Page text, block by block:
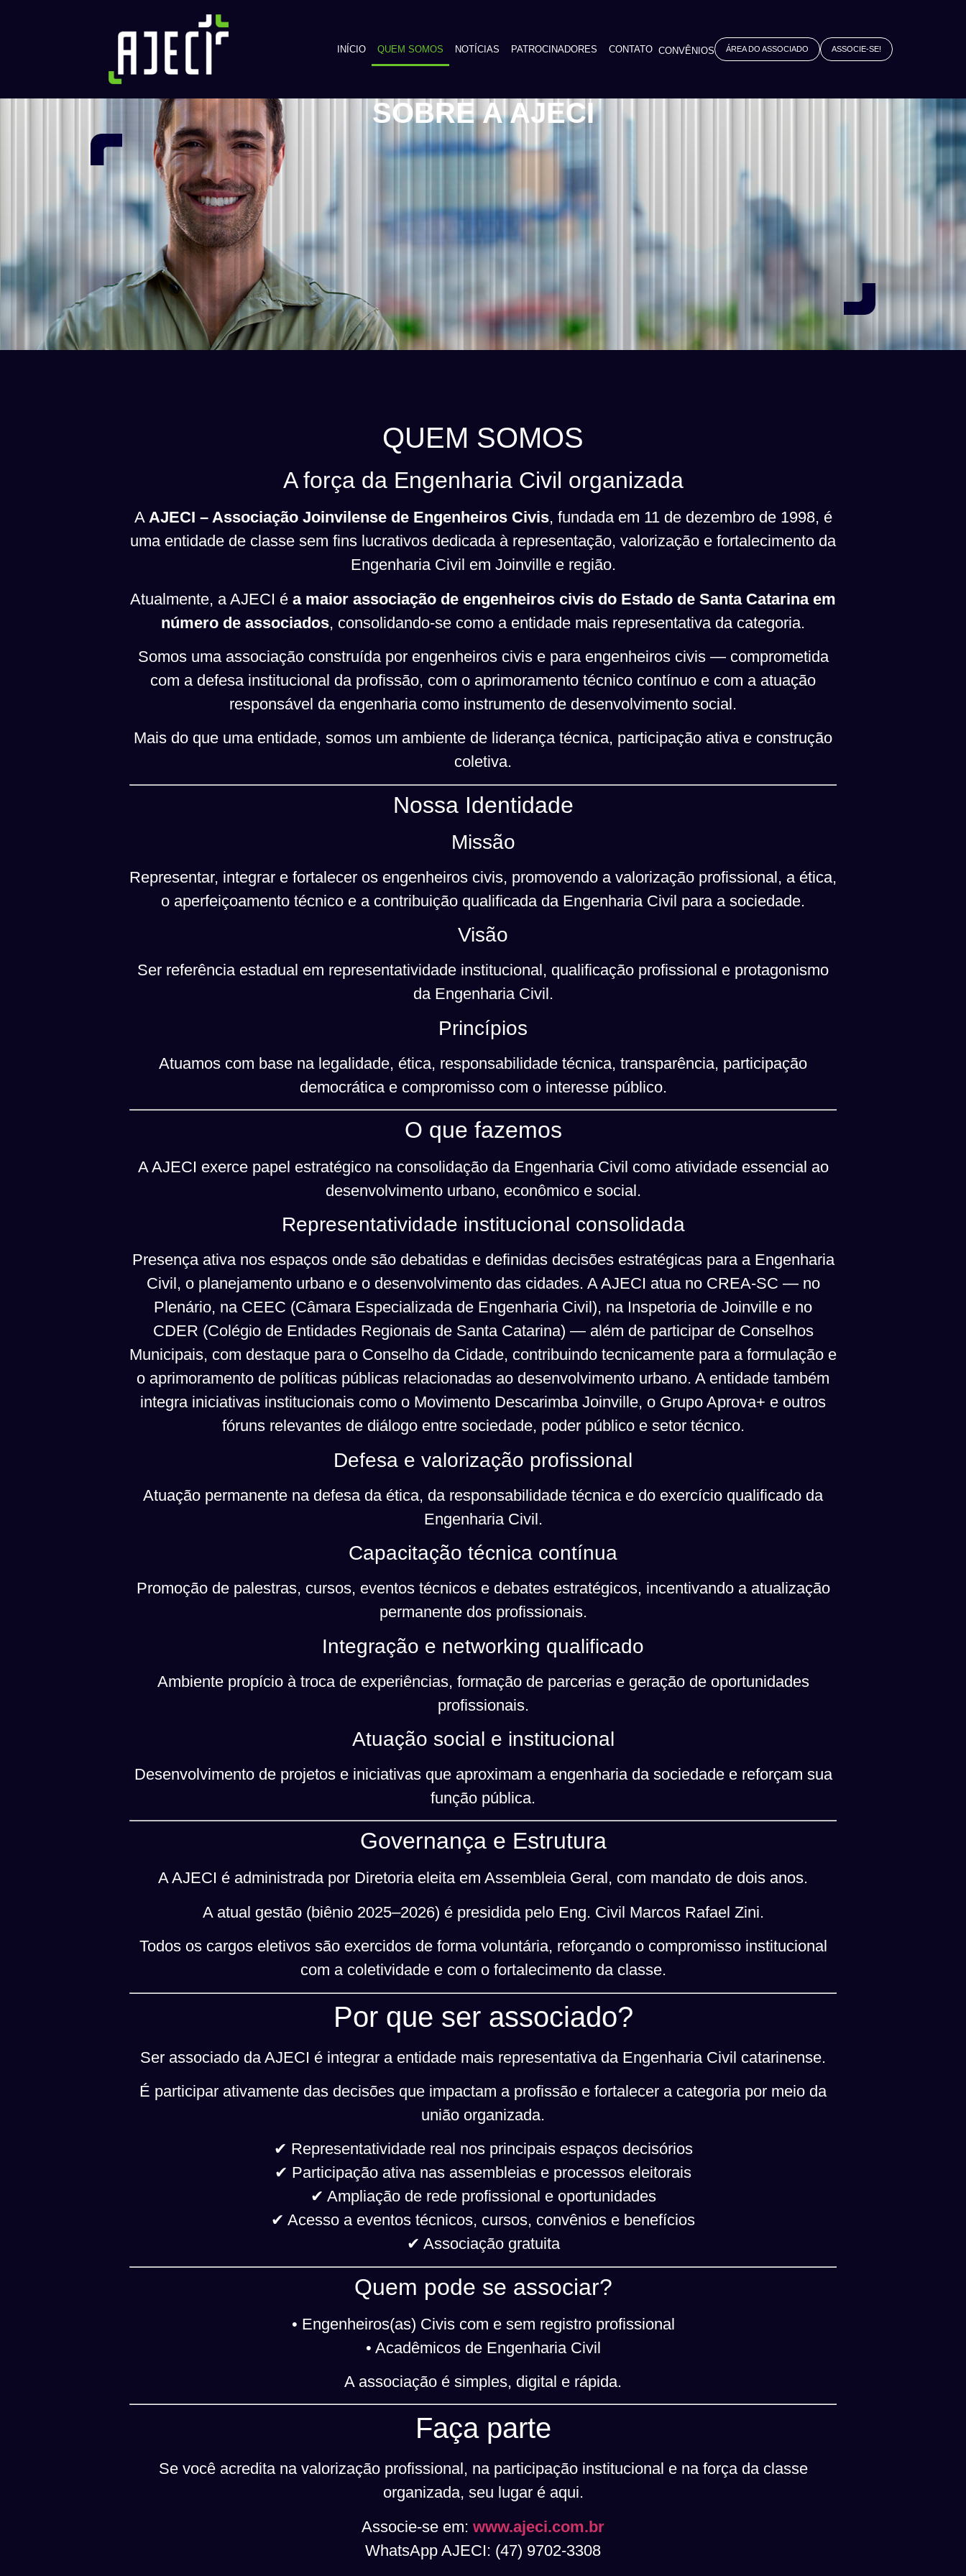
INÍCIO QUEM SOMOS NOTÍCIAS PATROCINADORES CONTATO CONVÊNIOS ÁREA DO ASSOCIADO ASSOCIE-SE!
SOBRE A AJECI
QUEM SOMOS
A força da Engenharia Civil organizada
A AJECI – Associação Joinvilense de Engenheiros Civis, fundada em 11 de dezembro de 1998, é
uma entidade de classe sem fins lucrativos dedicada à representação, valorização e fortalecimento da
Engenharia Civil em Joinville e região.
Atualmente, a AJECI é a maior associação de engenheiros civis do Estado de Santa Catarina em
número de associados, consolidando-se como a entidade mais representativa da categoria.
Somos uma associação construída por engenheiros civis e para engenheiros civis — comprometida
com a defesa institucional da profissão, com o aprimoramento técnico contínuo e com a atuação
responsável da engenharia como instrumento de desenvolvimento social.
Mais do que uma entidade, somos um ambiente de liderança técnica, participação ativa e construção
coletiva.
Nossa Identidade
Missão
Representar, integrar e fortalecer os engenheiros civis, promovendo a valorização profissional, a ética,
o aperfeiçoamento técnico e a contribuição qualificada da Engenharia Civil para a sociedade.
Visão
Ser referência estadual em representatividade institucional, qualificação profissional e protagonismo
da Engenharia Civil.
Princípios
Atuamos com base na legalidade, ética, responsabilidade técnica, transparência, participação
democrática e compromisso com o interesse público.
O que fazemos
A AJECI exerce papel estratégico na consolidação da Engenharia Civil como atividade essencial ao
desenvolvimento urbano, econômico e social.
Representatividade institucional consolidada
Presença ativa nos espaços onde são debatidas e definidas decisões estratégicas para a Engenharia
Civil, o planejamento urbano e o desenvolvimento das cidades. A AJECI atua no CREA-SC — no
Plenário, na CEEC (Câmara Especializada de Engenharia Civil), na Inspetoria de Joinville e no
CDER (Colégio de Entidades Regionais de Santa Catarina) — além de participar de Conselhos
Municipais, com destaque para o Conselho da Cidade, contribuindo tecnicamente para a formulação e
o aprimoramento de políticas públicas relacionadas ao desenvolvimento urbano. A entidade também
integra iniciativas institucionais como o Movimento Descarimba Joinville, o Grupo Aprova+ e outros
fóruns relevantes de diálogo entre sociedade, poder público e setor técnico.
Defesa e valorização profissional
Atuação permanente na defesa da ética, da responsabilidade técnica e do exercício qualificado da
Engenharia Civil.
Capacitação técnica contínua
Promoção de palestras, cursos, eventos técnicos e debates estratégicos, incentivando a atualização
permanente dos profissionais.
Integração e networking qualificado
Ambiente propício à troca de experiências, formação de parcerias e geração de oportunidades
profissionais.
Atuação social e institucional
Desenvolvimento de projetos e iniciativas que aproximam a engenharia da sociedade e reforçam sua
função pública.
Governança e Estrutura
A AJECI é administrada por Diretoria eleita em Assembleia Geral, com mandato de dois anos.
A atual gestão (biênio 2025–2026) é presidida pelo Eng. Civil Marcos Rafael Zini.
Todos os cargos eletivos são exercidos de forma voluntária, reforçando o compromisso institucional
com a coletividade e com o fortalecimento da classe.
Por que ser associado?
Ser associado da AJECI é integrar a entidade mais representativa da Engenharia Civil catarinense.
É participar ativamente das decisões que impactam a profissão e fortalecer a categoria por meio da
união organizada.
✔ Representatividade real nos principais espaços decisórios
✔ Participação ativa nas assembleias e processos eleitorais
✔ Ampliação de rede profissional e oportunidades
✔ Acesso a eventos técnicos, cursos, convênios e benefícios
✔ Associação gratuita
Quem pode se associar?
• Engenheiros(as) Civis com e sem registro profissional
• Acadêmicos de Engenharia Civil
A associação é simples, digital e rápida.
Faça parte
Se você acredita na valorização profissional, na participação institucional e na força da classe
organizada, seu lugar é aqui.
Associe-se em: www.ajeci.com.br
WhatsApp AJECI: (47) 9702-3308